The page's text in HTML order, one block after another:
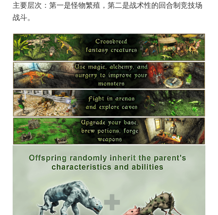
主要层次：第一是怪物繁殖，第二是战术性的回合制竞技场
战斗。